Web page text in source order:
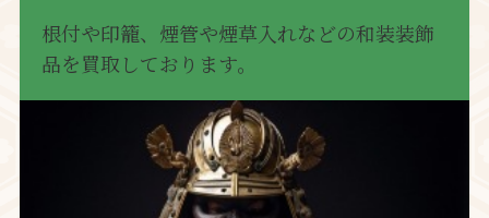
根付や印籠、煙管や煙草入れなどの和装装飾
品を買取しております。